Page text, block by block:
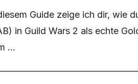
Guide zeige ich dir, wie
in Guild Wars 2 als echte
...